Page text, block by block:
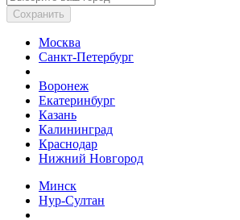
Сохранить
Москва
Санкт-Петербург
Воронеж
Екатеринбург
Казань
Калининград
Краснодар
Нижний Новгород
Минск
Нур-Султан